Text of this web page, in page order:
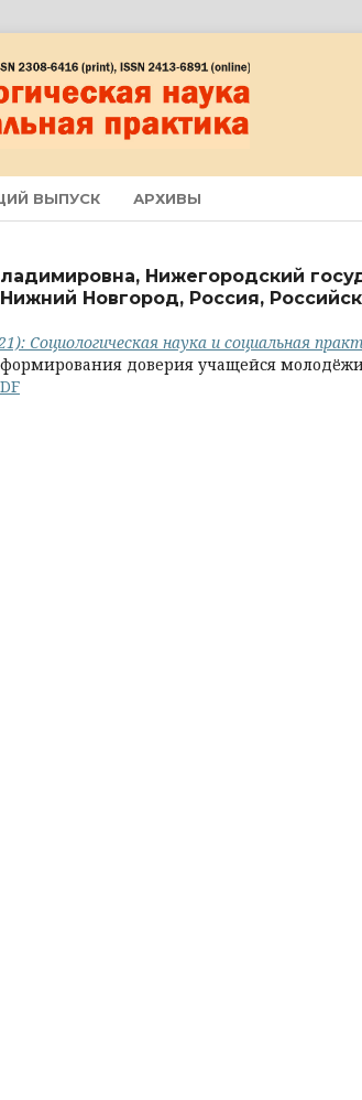
ВЫПУСК АРХИВЫ
Нижегородский
Новгород, Россия,
Социологическая наука и социальная
формирования доверия учащейся